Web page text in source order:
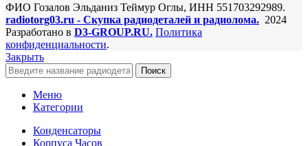
ФИО Гозалов Эльданиз Теймур Оглы, ИНН 551703292989.
radiotorg03.ru - Скупка радиодеталей и радиолома. 2024
Разработано в D3-GROUP.RU. Политика
конфиденциальности.
Закрыть
Поиск
Меню
Категории
Конденсаторы
Корпуса Часов